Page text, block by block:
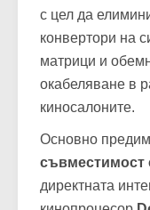
кино
интелигентно
с цел да
конвертори на
матрици и
киносалоните.
Основно
съвместимост